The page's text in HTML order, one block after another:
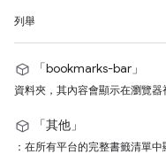
列舉
「bookmarks-bar」
資料夾，其內容會顯示在瀏覽器
「其他」
：在所有平台的完整書籤清單中